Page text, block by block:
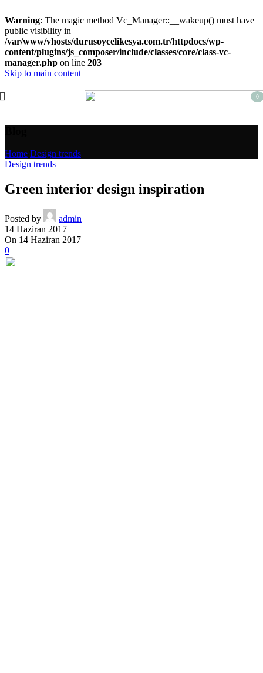
Warning: The magic method Vc_Manager::__wakeup() must have
public visibility in
/var/www/vhosts/durusoycelikesya.com.tr/httpdocs/wp-
content/plugins/js_composer/include/classes/core/class-vc-
manager.php on line 203
Skip to main content
0
Home Design trends
Design trends
Green interior design inspiration
Posted by
admin
14 Haziran 2017
On 14 Haziran 2017
0